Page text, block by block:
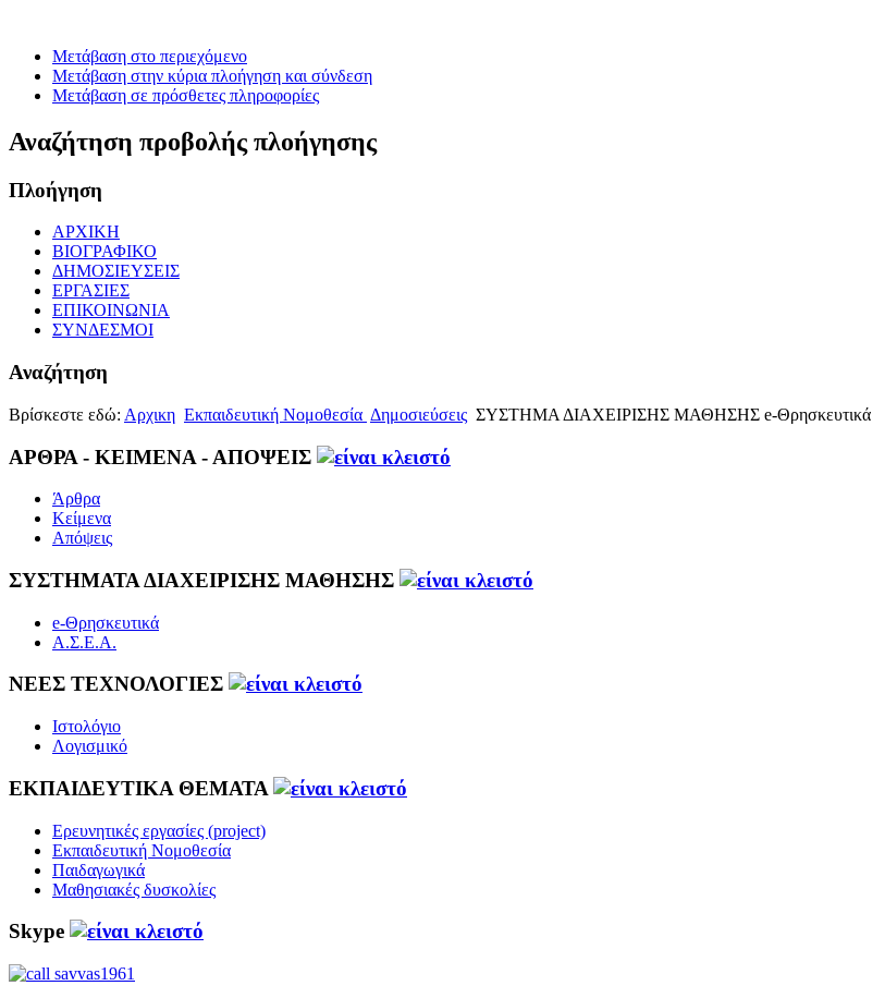
Μετάβαση στο περιεχόμενο
Μετάβαση στην κύρια πλοήγηση και σύνδεση
Μετάβαση σε πρόσθετες πληροφορίες
Αναζήτηση προβολής πλοήγησης
Πλοήγηση
ΑΡΧΙΚΗ
ΒΙΟΓΡΑΦΙΚΟ
ΔΗΜΟΣΙΕΥΣΕΙΣ
ΕΡΓΑΣΙΕΣ
ΕΠΙΚΟΙΝΩΝΙΑ
ΣΥΝΔΕΣΜΟΙ
Αναζήτηση
Βρίσκεστε εδώ: Αρχικη Εκπαιδευτική Νομοθεσία Δημοσιεύσεις ΣΥΣΤΗΜΑ ΔΙΑΧΕΙΡΙΣΗΣ ΜΑΘΗΣΗΣ e-Θρησκευτικά
ΑΡΘΡΑ - ΚΕΙΜΕΝΑ - ΑΠΟΨΕΙΣ
Άρθρα
Κείμενα
Απόψεις
ΣΥΣΤΗΜΑΤΑ ΔΙΑΧΕΙΡΙΣΗΣ ΜΑΘΗΣΗΣ
e-Θρησκευτικά
Α.Σ.Ε.Α.
ΝΕΕΣ ΤΕΧΝΟΛΟΓΙΕΣ
Ιστολόγιο
Λογισμικό
ΕΚΠΑΙΔΕΥΤΙΚΑ ΘΕΜΑΤΑ
Ερευνητικές εργασίες (project)
Εκπαιδευτική Νομοθεσία
Παιδαγωγικά
Μαθησιακές δυσκολίες
Skype